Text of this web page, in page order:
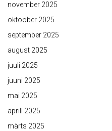
november 2025
oktoober 2025
september 2025
august 2025
juuli 2025
juuni 2025
mai 2025
aprill 2025
märts 2025